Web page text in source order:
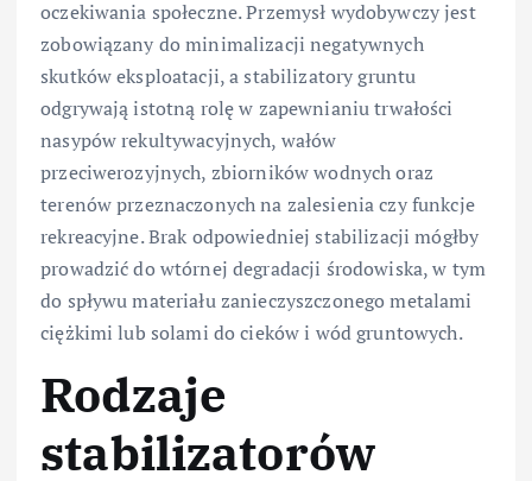
oczekiwania społeczne. Przemysł wydobywczy jest
zobowiązany do minimalizacji negatywnych
skutków eksploatacji, a stabilizatory gruntu
odgrywają istotną rolę w zapewnianiu trwałości
nasypów rekultywacyjnych, wałów
przeciwerozyjnych, zbiorników wodnych oraz
terenów przeznaczonych na zalesienia czy funkcje
rekreacyjne. Brak odpowiedniej stabilizacji mógłby
prowadzić do wtórnej degradacji środowiska, w tym
do spływu materiału zanieczyszczonego metalami
ciężkimi lub solami do cieków i wód gruntowych.
Rodzaje
stabilizatorów